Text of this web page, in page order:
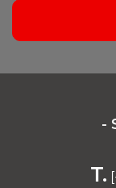
-
T.